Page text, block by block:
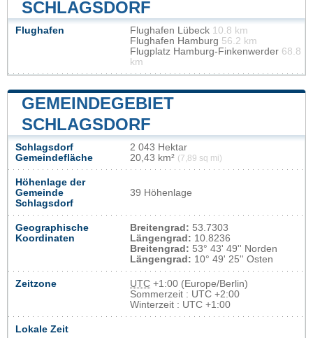
SCHLAGSDORF
Flughafen Flughafen Lübeck 10.8 km
Flughafen Hamburg 56.2 km
Flugplatz Hamburg-Finkenwerder 68.8
km
GEMEINDEGEBIET
SCHLAGSDORF
Schlagsdorf
Gemeindefläche
2 043 Hektar
20,43 km² (7,89 sq mi)
Höhenlage der
Gemeinde
Schlagsdorf
39 Höhenlage
Geographische
Koordinaten
Breitengrad: 53.7303
Längengrad: 10.8236
Breitengrad: 53° 43' 49'' Norden
Längengrad: 10° 49' 25'' Osten
Zeitzone UTC +1:00 (Europe/Berlin)
Sommerzeit : UTC +2:00
Winterzeit : UTC +1:00
Lokale Zeit